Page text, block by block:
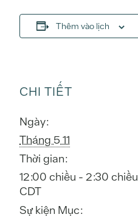
Thêm vào lịch
CHI TIẾT
Ngày:
Tháng 5 11
Thời gian:
12:00 chiều - 2:30 chiều
CDT
Sự kiện Mục: